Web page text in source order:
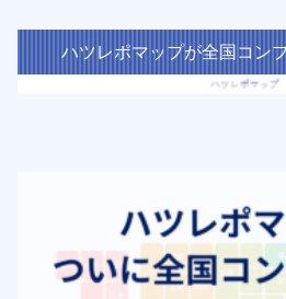
ハツレポマップが全国コン